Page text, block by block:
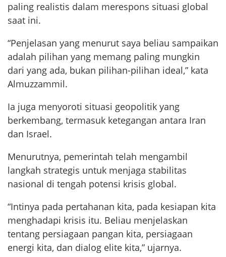
paling realistis dalam merespons situasi global
saat ini.
“Penjelasan yang menurut saya beliau sampaikan
adalah pilihan yang memang paling mungkin
dari yang ada, bukan pilihan-pilihan ideal,” kata
Almuzzammil.
Ia juga menyoroti situasi geopolitik yang
berkembang, termasuk ketegangan antara Iran
dan Israel.
Menurutnya, pemerintah telah mengambil
langkah strategis untuk menjaga stabilitas
nasional di tengah potensi krisis global.
“Intinya pada pertahanan kita, pada kesiapan kita
menghadapi krisis itu. Beliau menjelaskan
tentang persiagaan pangan kita, persiagaan
energi kita, dan dialog elite kita,” ujarnya.